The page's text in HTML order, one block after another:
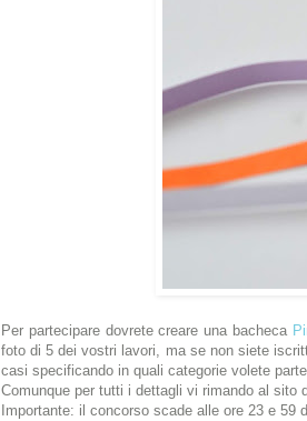
Per partecipare dovrete creare una bacheca
foto di 5 dei vostri lavori, ma se non siete
casi specificando in quali categorie volete
Comunque per tutti i dettagli vi rimando al sito
Importante: il concorso scade alle ore 23 e 59